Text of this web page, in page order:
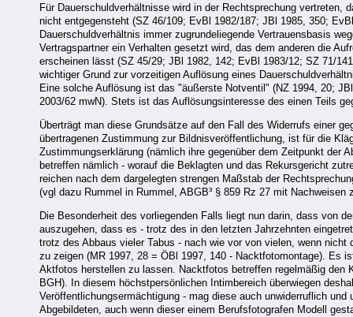
Für Dauerschuldverhältnisse wird in der Rechtsprechung vertreten,
nicht entgegensteht (SZ 46/109; EvBl 1982/187; JBl 1985, 350;
Dauerschuldverhältnis immer zugrundeliegende Vertrauensbasis
Vertragspartner ein Verhalten gesetzt wird, das dem anderen die
erscheinen lässt (SZ 45/29; JBl 1982, 142; EvBl 1983/12; SZ 71/
wichtiger Grund zur vorzeitigen Auflösung eines
Eine solche Auflösung ist das "äußerste Notventil" (NZ 1994, 20;
2003/62 mwN). Stets ist das Auflösungsinteresse des einen Teils
Überträgt man diese Grundsätze auf den Fall des Widerrufs einer
übertragenen Zustimmung zur Bildnisveröffentlichung, ist für die
Zustimmungserklärung (nämlich ihre gegenüber dem Zeitpunkt der
betreffen nämlich - worauf die Beklagten und das Rekursgericht
reichen nach dem dargelegten strengen Maßstab der
(vgl dazu Rummel in Rummel, ABGB³ § 859 Rz 27 mit Nachweisen
Die Besonderheit des vorliegenden Falls liegt nun darin, dass von
auszugehen, dass es - trotz des in den letzten Jahrzehnten
trotz des Abbaus vieler Tabus - nach wie vor von vielen, wenn
zu zeigen (MR 1997, 28 = ÖBl 1997, 140 - Nacktfotomontage). Es
Aktfotos herstellen zu lassen. Nacktfotos betreffen regelmäßig den
BGH). In diesem höchstpersönlichen Intimbereich überwiegen
Veröffentlichungsermächtigung - mag diese auch unwiderruflich
Abgebildeten, auch wenn dieser einem Berufsfotografen Modell